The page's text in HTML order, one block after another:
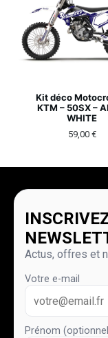
Kit déco
KTM – 50SX –
WHITE
59,00 €
Actus, offres et
Votre e-mail
Prénom